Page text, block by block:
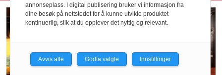
annonseplass. I digital publisering bruker vi informasjon fra
dine besøk på nettstedet for å kunne utvikle produktet
kontinuerlig, slik at du opplever det nyttig og relevant.
Avvis alle Godta valgte Innstillinger